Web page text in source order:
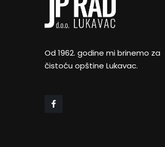
Od 1962. godine mi brinemo za
čistoću opštine Lukavac.